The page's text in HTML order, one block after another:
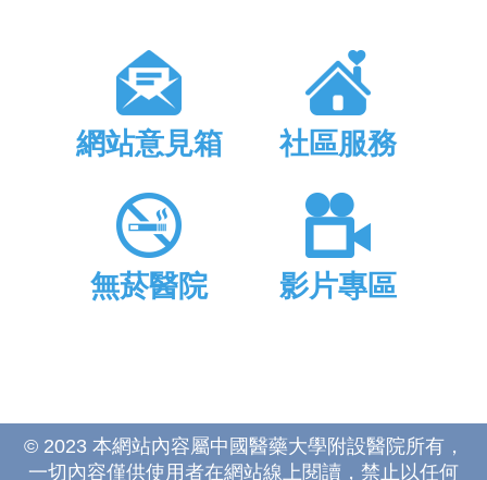
網站意見箱 社區服務
無菸醫院 影片專區
© 2023 本網站內容屬中國醫藥大學附設醫院所有，
一切內容僅供使用者在網站線上閱讀，禁止以任何